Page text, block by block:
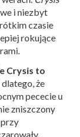
i niezbyt
czasie
rokujące
Crysis to
że
pececie u
zniszczony